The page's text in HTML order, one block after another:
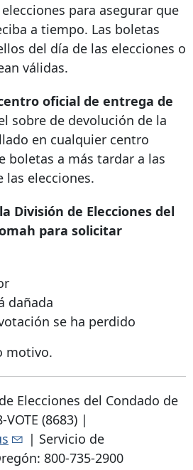
para asegurar que
a tiempo. Las boletas
del día de las elecciones o
válidas.
oficial de entrega de
sobre de devolución de la
en cualquier centro
boletas a más tardar a las
las elecciones.
División de Elecciones del
para solicitar
dañada
se ha perdido
motivo.
Elecciones del Condado de
(8683) |
| Servicio de
800-735-2900